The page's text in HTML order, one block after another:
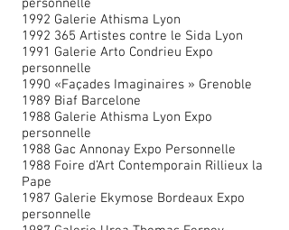
personnelle
1992 Galerie Athisma Lyon
1992 365 Artistes contre le Sida Lyon
1991 Galerie Arto Condrieu Expo
personnelle
1990 «Façades Imaginaires » Grenoble
1989 Biaf Barcelone
1988 Galerie Athisma Lyon Expo
personnelle
1988 Gac Annonay Expo Personnelle
1988 Foire d’Art Contemporain Rillieux la
Pape
1987 Galerie Ekymose Bordeaux Expo
personnelle